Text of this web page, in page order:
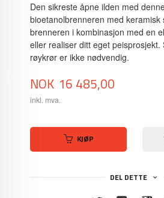
Den sikreste åpne ilden med
bioetanolbrenneren med keramisk
brenneren i kombinasjon med en
eller realiser ditt eget peisprosjekt.
røykrør er ikke nødvendig.
Pris
NOK 16 485,00
inkl. mva.
KJØP
DEL DETTE